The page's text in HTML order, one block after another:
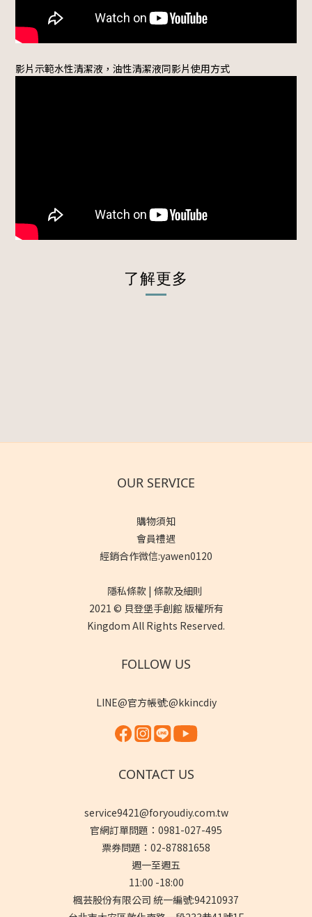
影片示範水性清潔液，油性清潔液同影片使用方式
了解更多
OUR SERVICE
購物須知
會員禮遇
經銷合作微信:yawen0120
隱私條款 | 條款及細則
2021 © 貝登堡手創館 版權所有
Kingdom All Rights Reserved.
FOLLOW US
LINE@官方帳號:@kkincdiy
CONTACT US
service9421@foryoudiy.com.tw
官網訂單問題：0981-027-495
票券問題：02-87881658
週一至週五
11:00 -18:00
楓芸股份有限公司 統一編號:94210937